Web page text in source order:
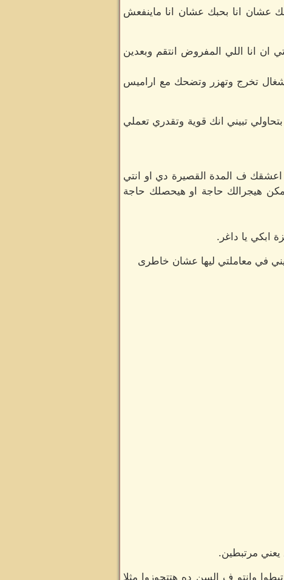
عشان انا بحبك عشان انا ماينفعش
ان انا اللي المفروض انتقم وبعدين
تخرج وتهزر وتضحك مع اراميس
تبيني انك قوية وتقدري تعملي
اعشقك ف المدة القصيرة دي او انتي
هيجرالك حاجة او هيحصلك حاجة
ابكي يا داغر.
في معاملتي ليها عشان خاطرى
مرتبطين.
وانتو ف السن ده هتتجوزوا مثلا